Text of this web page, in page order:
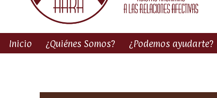
Inicio ¿Quiénes Somos? ¿Podemos ayudarte?